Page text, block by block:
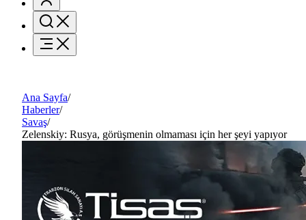
Ana Sayfa/
Haberler/
Savaş/
Zelenskiy: Rusya, görüşmenin olmaması için her şeyi yapıyor